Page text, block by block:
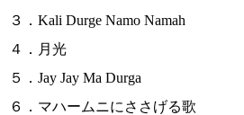
３．Kali Durge Namo Namah
４．月光
５．Jay Jay Ma Durga
６．マハームニにささげる歌